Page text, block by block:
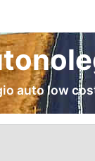
auto low